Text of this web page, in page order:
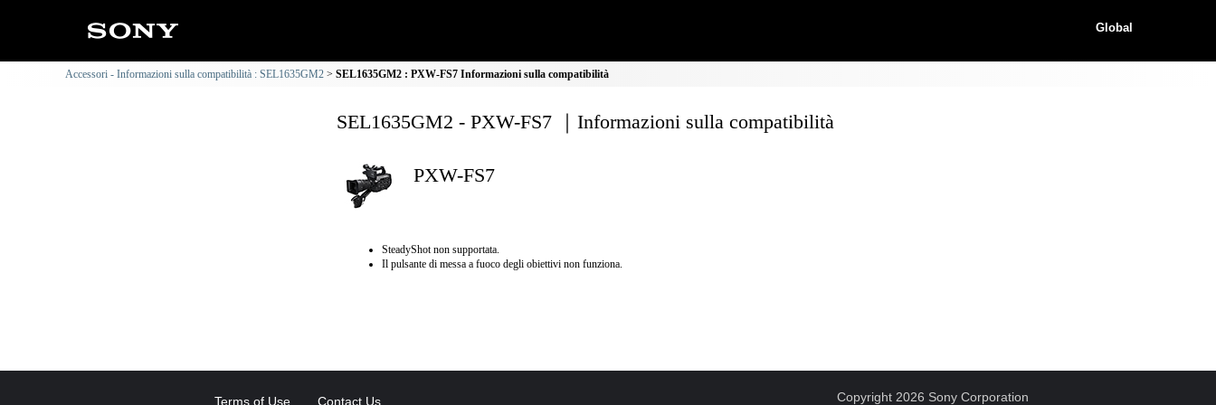
Global
Accessori - Informazioni sulla compatibilità : SEL1635GM2 SEL1635GM2 : PXW-FS7 Informazioni sulla compatibilità
SEL1635GM2 - PXW-FS7 ｜Informazioni sulla compatibilità
PXW-FS7
SteadyShot non supportata.
Il pulsante di messa a fuoco degli obiettivi non funziona.
Terms of Use Contact Us Copyright 2026 Sony Corporation